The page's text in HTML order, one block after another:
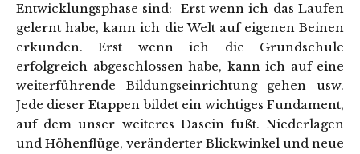
Entwicklungsphase sind: Erst wenn ich das Laufen
gelernt habe, kann ich die Welt auf eigenen Beinen
erkunden. Erst wenn ich die Grundschule
erfolgreich abgeschlossen habe, kann ich auf eine
weiterführende Bildungseinrichtung gehen usw.
Jede dieser Etappen bildet ein wichtiges Fundament,
auf dem unser weiteres Dasein fußt. Niederlagen
und Höhenflüge, veränderter Blickwinkel und neue